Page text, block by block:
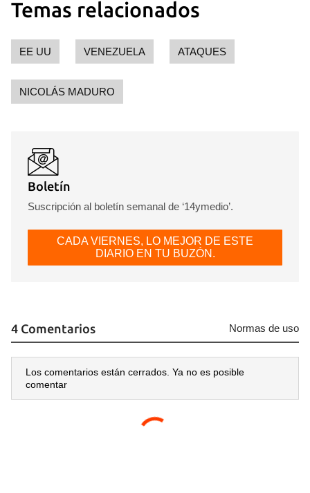
Para poder guardar como favorito, primero has de
iniciar sesión con tu cuenta de 14ymedio.
INICIAR SESIÓN CANCELAR
Temas relacionados
EE UU VENEZUELA ATAQUES
NICOLÁS MADURO
Boletín
Suscripción al boletín semanal de ‘14ymedio’.
CADA VIERNES, LO MEJOR DE ESTE
DIARIO EN TU BUZÓN.
4 Comentarios Normas de uso
Los comentarios están cerrados. Ya no es posible
comentar